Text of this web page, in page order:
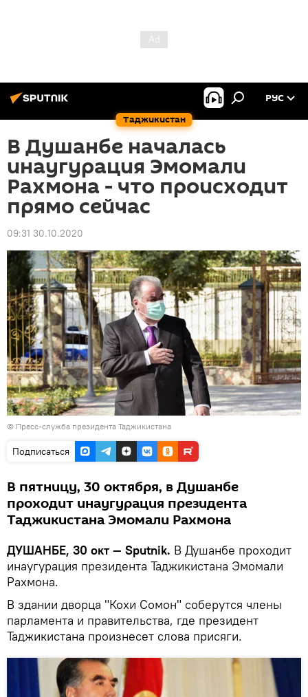
Таджикистан
РУС
В Душанбе началась
инаугурация Эмомали
Рахмона - что происходит
прямо сейчас
09:31 30.10.2020
© Пресс-служба президента Таджикистана
Подписаться
В пятницу, 30 октября, в Душанбе
проходит инаугурация президента
Таджикистана Эмомали Рахмона
ДУШАНБЕ, 30 окт — Sputnik. В Душанбе проходит
инаугурация президента Таджикистана Эмомали
Рахмона.
В здании дворца "Кохи Сомон" соберутся члены
парламента и правительства, где президент
Таджикистана произнесет слова присяги.